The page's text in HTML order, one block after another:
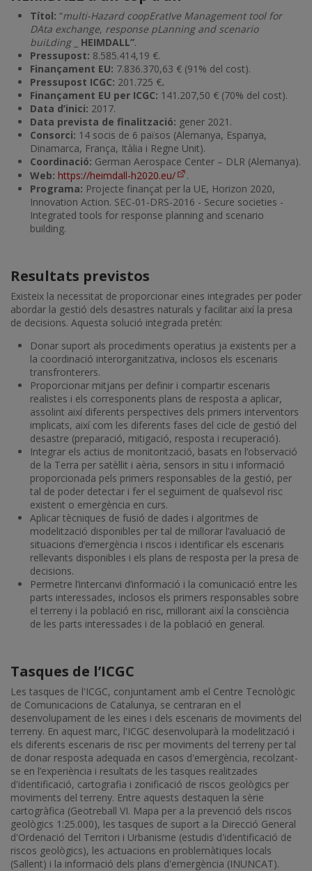
Títol: “multi-Hazard coopEratIve Management tool for
DAta exchange, response pLanning and scenario
buiLding_ HEIMDALL”.
Pressupost: 8.585.414,19 €.
Finançament EU: 7.836.370,63 € (91% del cost).
Pressupost ICGC: 201.725 €.
Finançament EU per ICGC: 141.207,50 € (70% del cost).
Data d’inici: 2017.
Data prevista de finalització: gener 2021.
Consorci: 14 socis de 6 països (Alemanya, Espanya,
Dinamarca, França, Itàlia i Regne Unit).
Coordinació: German Aerospace Center – DLR (Alemanya).
Web: https://heimdall-h2020.eu/
.
Programa: Projecte finançat per la UE, Horizon 2020,
Innovation Action. SEC-01-DRS-2016 - Secure societies -
Integrated tools for response planning and scenario
building.
Resultats previstos
Existeix la necessitat de proporcionar eines integrades per poder
abordar la gestió dels desastres naturals y facilitar així la presa
de decisions. Aquesta solució integrada pretén:
Donar suport als procediments operatius ja existents per a
la coordinació interorganitzativa, inclosos els escenaris
transfronterers.
Proporcionar mitjans per definir i compartir escenaris
realistes i els corresponents plans de resposta a aplicar,
assolint així diferents perspectives dels primers interventors
implicats, així com les diferents fases del cicle de gestió del
desastre (preparació, mitigació, resposta i recuperació).
Integrar els actius de monitorització, basats en l’observació
de la Terra per satèl·lit i aèria, sensors in situ i informació
proporcionada pels primers responsables de la gestió, per
tal de poder detectar i fer el seguiment de qualsevol risc
existent o emergència en curs.
Aplicar tècniques de fusió de dades i algoritmes de
modelització disponibles per tal de millorar l’avaluació de
situacions d’emergència i riscos i identificar els escenaris
rellevants disponibles i els plans de resposta per la presa de
decisions.
Permetre l’intercanvi d’informació i la comunicació entre les
parts interessades, inclosos els primers responsables sobre
el terreny i la població en risc, millorant així la consciència
de les parts interessades i de la població en general.
Tasques de l’ICGC
Les tasques de l'ICGC, conjuntament amb el Centre Tecnològic
de Comunicacions de Catalunya, se centraran en el
desenvolupament de les eines i dels escenaris de moviments del
terreny. En aquest marc, l'ICGC desenvoluparà la modelització i
els diferents escenaris de risc per moviments del terreny per tal
de donar resposta adequada en casos d'emergència, recolzant-
se en l’experiència i resultats de les tasques realitzades
d'identificació, cartografia i zonificació de riscos geològics per
moviments del terreny. Entre aquests destaquen la sèrie
cartogràfica (Geotreball VI. Mapa per a la prevenció dels riscos
geològics 1:25.000), les tasques de suport a la Direcció General
d'Ordenació del Territori i Urbanisme (estudis d'identificació de
riscos geològics), les actuacions en problemàtiques locals
(Sallent) i la informació dels plans d'emergència (INUNCAT).